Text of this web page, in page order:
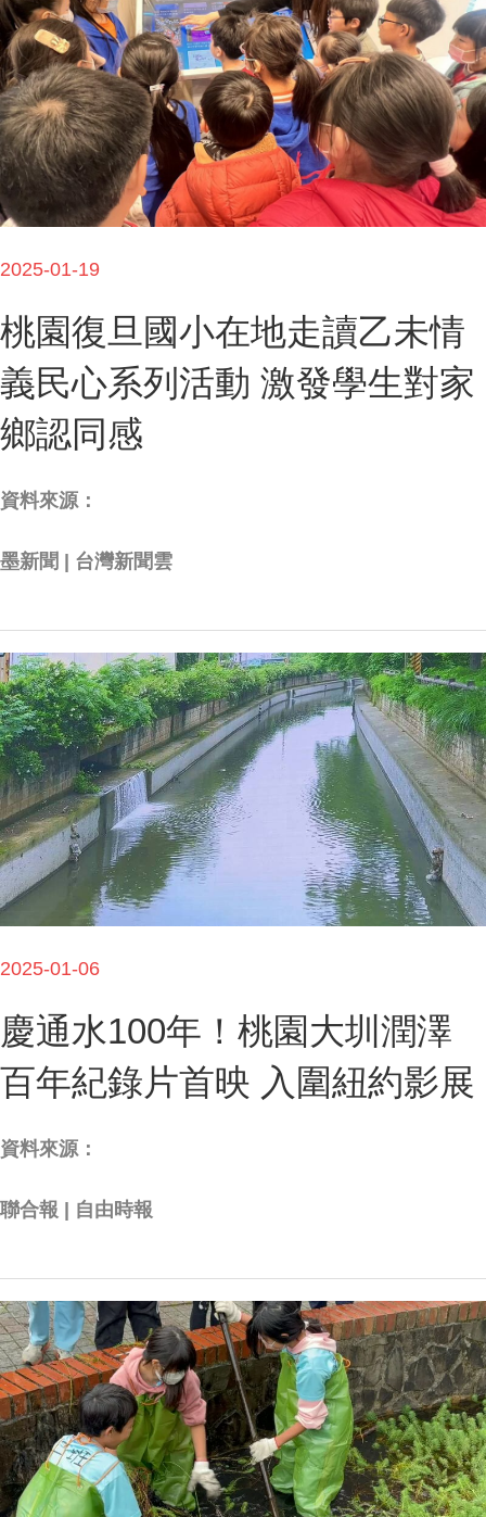
2025-01-19
桃園復旦國小在地走讀乙未情
義民心系列活動 激發學生對家
鄉認同感
資料來源：
墨新聞 | 台灣新聞雲
2025-01-06
慶通水100年！桃園大圳潤澤
百年紀錄片首映 入圍紐約影展
資料來源：
聯合報 | 自由時報